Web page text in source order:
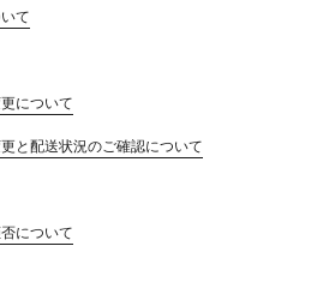
て
について
と配送状況のご確認について
について